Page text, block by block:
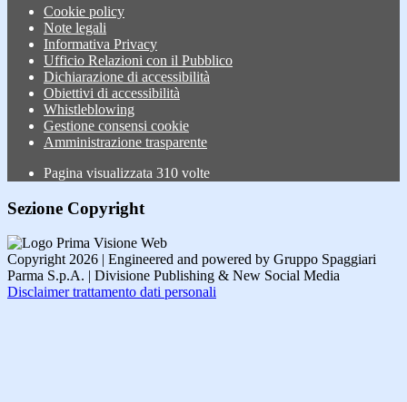
Cookie policy
Note legali
Informativa Privacy
Ufficio Relazioni con il Pubblico
Dichiarazione di accessibilità
Obiettivi di accessibilità
Whistleblowing
Gestione consensi cookie
Amministrazione trasparente
Pagina visualizzata 310 volte
Sezione Copyright
Copyright 2026 | Engineered and powered by Gruppo Spaggiari
Parma S.p.A. | Divisione Publishing & New Social Media
Disclaimer trattamento dati personali